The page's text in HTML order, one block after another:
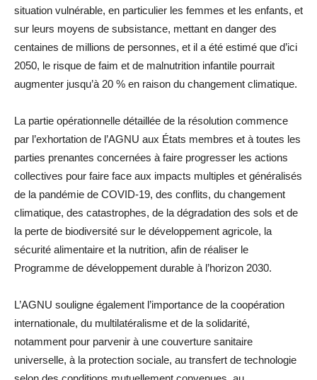
situation vulnérable, en particulier les femmes et les enfants, et
sur leurs moyens de subsistance, mettant en danger des
centaines de millions de personnes, et il a été estimé que d’ici
2050, le risque de faim et de malnutrition infantile pourrait
augmenter jusqu’à 20 % en raison du changement climatique.
La partie opérationnelle détaillée de la résolution commence
par l’exhortation de l’AGNU aux États membres et à toutes les
parties prenantes concernées à faire progresser les actions
collectives pour faire face aux impacts multiples et généralisés
de la pandémie de COVID-19, des conflits, du changement
climatique, des catastrophes, de la dégradation des sols et de
la perte de biodiversité sur le développement agricole, la
sécurité alimentaire et la nutrition, afin de réaliser le
Programme de développement durable à l’horizon 2030.
L’AGNU souligne également l’importance de la coopération
internationale, du multilatéralisme et de la solidarité,
notamment pour parvenir à une couverture sanitaire
universelle, à la protection sociale, au transfert de technologie